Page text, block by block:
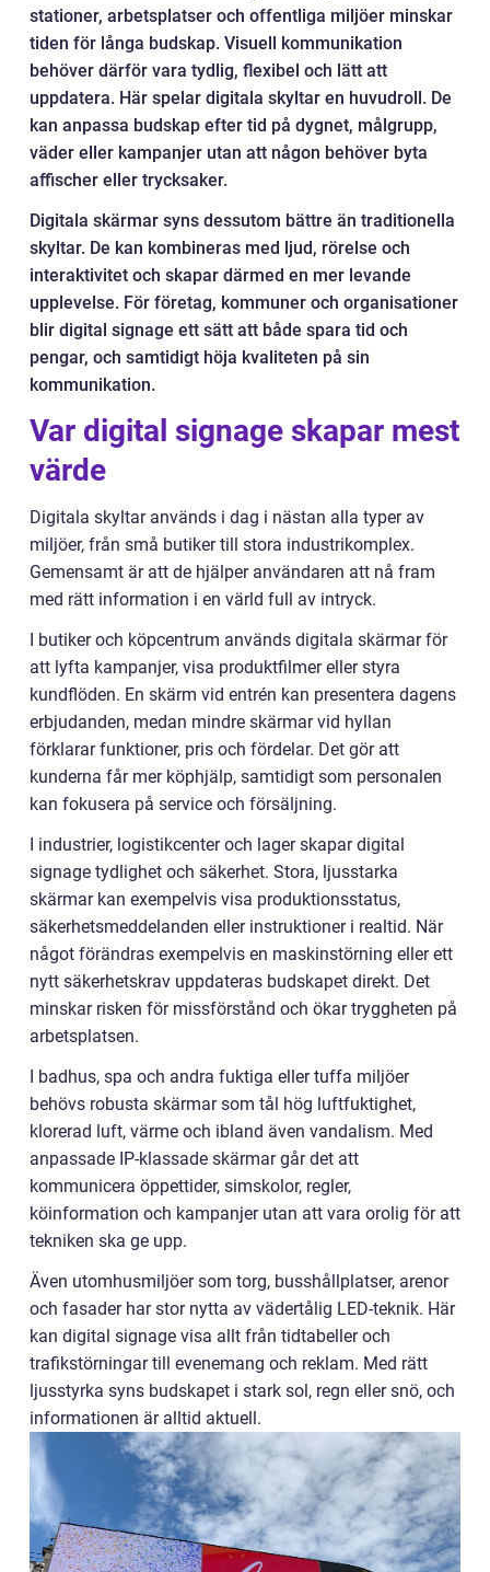
stationer, arbetsplatser och offentliga miljöer minskar
tiden för långa budskap. Visuell kommunikation
behöver därför vara tydlig, flexibel och lätt att
uppdatera. Här spelar digitala skyltar en huvudroll. De
kan anpassa budskap efter tid på dygnet, målgrupp,
väder eller kampanjer utan att någon behöver byta
affischer eller trycksaker.
Digitala skärmar syns dessutom bättre än traditionella
skyltar. De kan kombineras med ljud, rörelse och
interaktivitet och skapar därmed en mer levande
upplevelse. För företag, kommuner och organisationer
blir digital signage ett sätt att både spara tid och
pengar, och samtidigt höja kvaliteten på sin
kommunikation.
Var digital signage skapar mest
värde
Digitala skyltar används i dag i nästan alla typer av
miljöer, från små butiker till stora industrikomplex.
Gemensamt är att de hjälper användaren att nå fram
med rätt information i en värld full av intryck.
I butiker och köpcentrum används digitala skärmar för
att lyfta kampanjer, visa produktfilmer eller styra
kundflöden. En skärm vid entrén kan presentera dagens
erbjudanden, medan mindre skärmar vid hyllan
förklarar funktioner, pris och fördelar. Det gör att
kunderna får mer köphjälp, samtidigt som personalen
kan fokusera på service och försäljning.
I industrier, logistikcenter och lager skapar digital
signage tydlighet och säkerhet. Stora, ljusstarka
skärmar kan exempelvis visa produktionsstatus,
säkerhetsmeddelanden eller instruktioner i realtid. När
något förändras exempelvis en maskinstörning eller ett
nytt säkerhetskrav uppdateras budskapet direkt. Det
minskar risken för missförstånd och ökar tryggheten på
arbetsplatsen.
I badhus, spa och andra fuktiga eller tuffa miljöer
behövs robusta skärmar som tål hög luftfuktighet,
klorerad luft, värme och ibland även vandalism. Med
anpassade IP-klassade skärmar går det att
kommunicera öppettider, simskolor, regler,
köinformation och kampanjer utan att vara orolig för att
tekniken ska ge upp.
Även utomhusmiljöer som torg, busshållplatser, arenor
och fasader har stor nytta av vädertålig LED-teknik. Här
kan digital signage visa allt från tidtabeller och
trafikstörningar till evenemang och reklam. Med rätt
ljusstyrka syns budskapet i stark sol, regn eller snö, och
informationen är alltid aktuell.